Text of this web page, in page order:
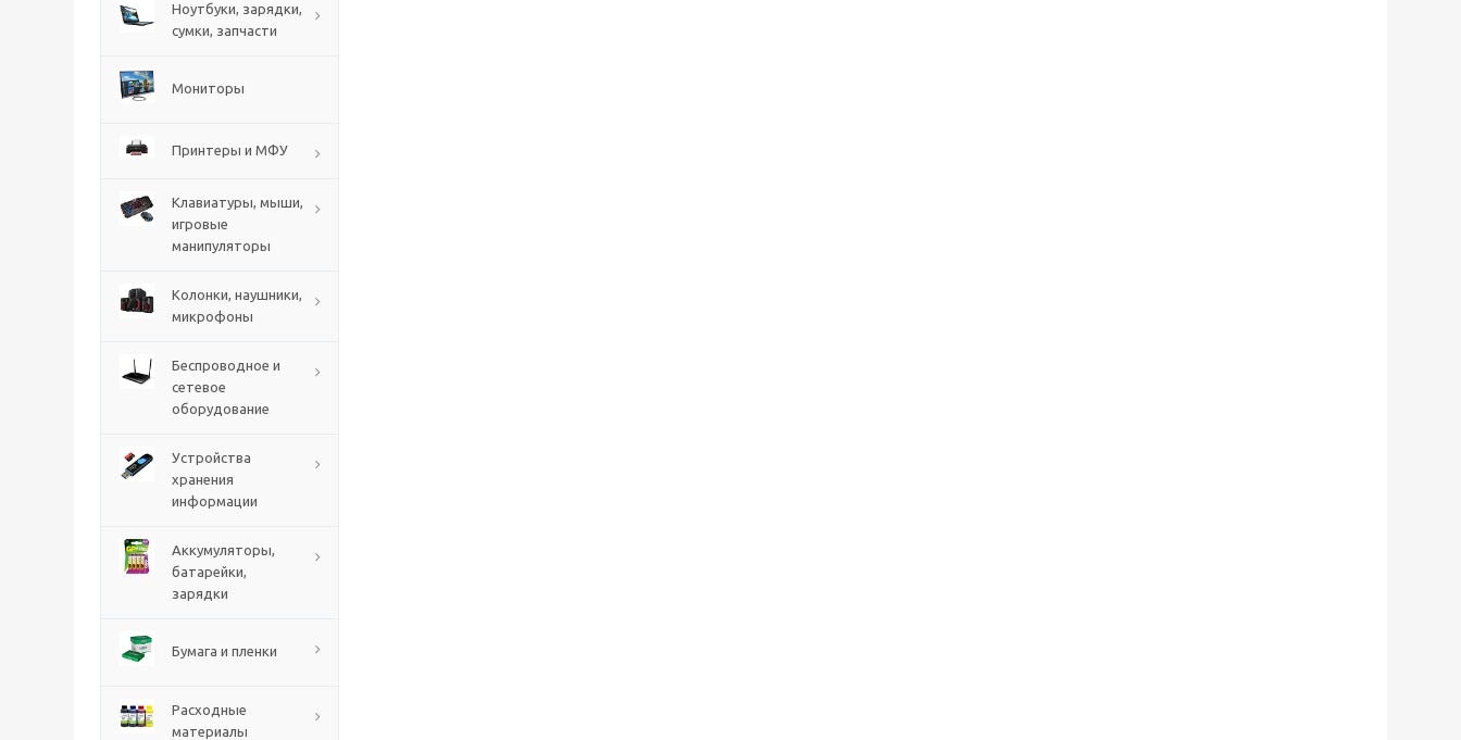
Ноутбуки, зарядки,
сумки, запчасти
Мониторы
Принтеры и МФУ
Клавиатуры, мыши,
игровые
манипуляторы
Колонки, наушники,
микрофоны
Беспроводное и
сетевое
оборудование
Устройства
хранения
информации
Аккумуляторы,
батарейки,
зарядки
Бумага и пленки
Расходные
материалы